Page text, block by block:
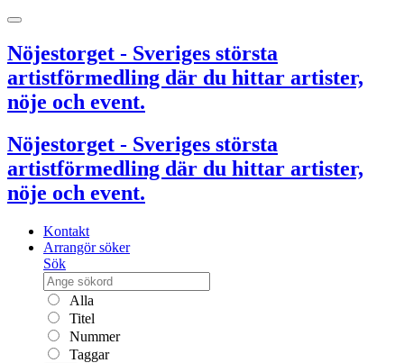
Nöjestorget - Sveriges största
artistförmedling där du hittar artister,
nöje och event.
Nöjestorget - Sveriges största
artistförmedling där du hittar artister,
nöje och event.
Kontakt
Arrangör söker
Sök
Alla
Titel
Nummer
Taggar